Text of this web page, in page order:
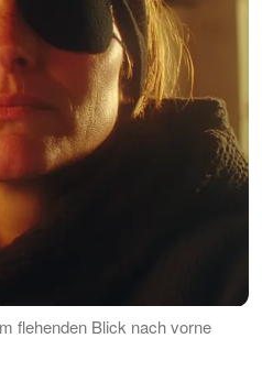
flehenden Blick nach vorne